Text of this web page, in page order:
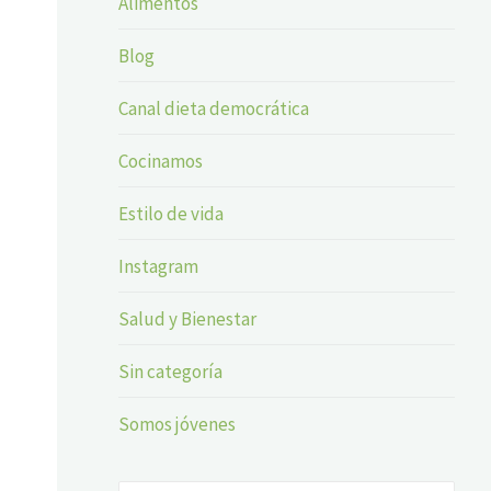
Blog
Canal dieta democrática
Cocinamos
Estilo de vida
Instagram
Salud y Bienestar
Sin categoría
Somos jóvenes